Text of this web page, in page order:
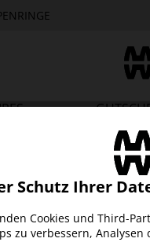
Schutz Ihrer
Cookies und Third-
zu verbessern,